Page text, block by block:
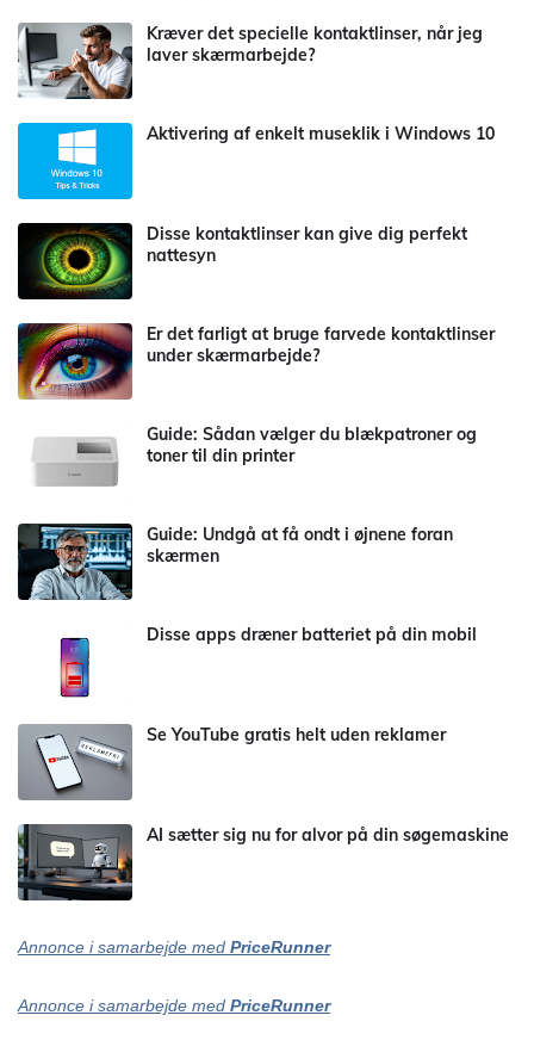
Kræver det specielle kontaktlinser, når jeg
laver skærmarbejde?
Aktivering af enkelt museklik i Windows 10
Disse kontaktlinser kan give dig perfekt
nattesyn
Er det farligt at bruge farvede kontaktlinser
under skærmarbejde?
Guide: Sådan vælger du blækpatroner og
toner til din printer
Guide: Undgå at få ondt i øjnene foran
skærmen
Disse apps dræner batteriet på din mobil
Se YouTube gratis helt uden reklamer
AI sætter sig nu for alvor på din søgemaskine
Annonce i samarbejde med PriceRunner
Annonce i samarbejde med PriceRunner